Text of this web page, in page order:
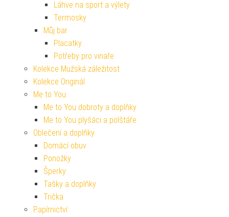
Láhve na sport a výlety
Termosky
Můj bar
Placatky
Potřeby pro vinaře
Kolekce Mužská záležitost
Kolekce Originál
Me to You
Me to You dobroty a doplňky
Me to You plyšáci a polštáře
Oblečení a doplňky
Domácí obuv
Ponožky
Šperky
Tašky a doplňky
Trička
Papírnictví